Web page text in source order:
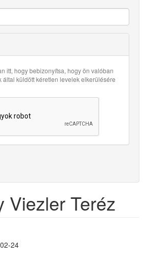
itt, hogy bebizonyítsa, hogy ön valóban
által küldött kéretlen levelek elkerülésére
Viezler Teréz
24